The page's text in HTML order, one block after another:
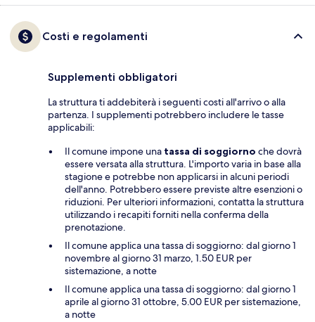
Costi e regolamenti
Supplementi obbligatori
La struttura ti addebiterà i seguenti costi all'arrivo o alla
partenza. I supplementi potrebbero includere le tasse
applicabili:
Il comune impone una tassa di soggiorno che dovrà
essere versata alla struttura. L'importo varia in base alla
stagione e potrebbe non applicarsi in alcuni periodi
dell'anno. Potrebbero essere previste altre esenzioni o
riduzioni. Per ulteriori informazioni, contatta la struttura
utilizzando i recapiti forniti nella conferma della
prenotazione.
Il comune applica una tassa di soggiorno: dal giorno 1
novembre al giorno 31 marzo, 1.50 EUR per
sistemazione, a notte
Il comune applica una tassa di soggiorno: dal giorno 1
aprile al giorno 31 ottobre, 5.00 EUR per sistemazione,
a notte